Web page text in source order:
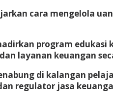
cara mengelola
program
layanan keuangan
di kalangan
regulator jasa